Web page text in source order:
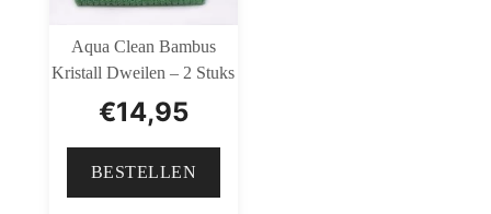
Aqua Clean Bambus
Kristall Dweilen – 2 Stuks
€14,95
BESTELLEN